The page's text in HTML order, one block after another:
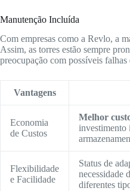
Manutenção Incluída
Com empresas como a Revlo, a
Assim, as torres estão sempre
preocupação com possíveis falhas
Vantagens
Economia
de Custos
Melhor
investimento
Flexibilidade
e Facilidade
Status de
necessidade
diferentes